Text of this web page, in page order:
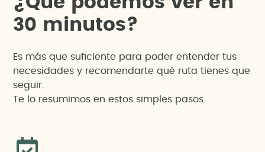
30 minutos?
Es más que suficiente para poder entender tus
necesidades y recomendarte qué ruta tienes que
seguir.
Te lo resumimos en estos simples pasos.